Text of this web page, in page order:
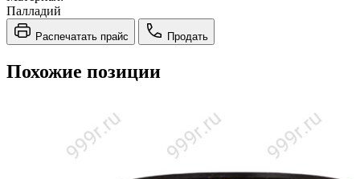
Палладий
Распечатать прайс Продать
Похожие позиции